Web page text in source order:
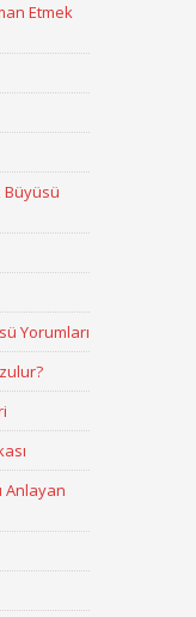
Etmek
Büyüsü
Yorumları
Anlayan